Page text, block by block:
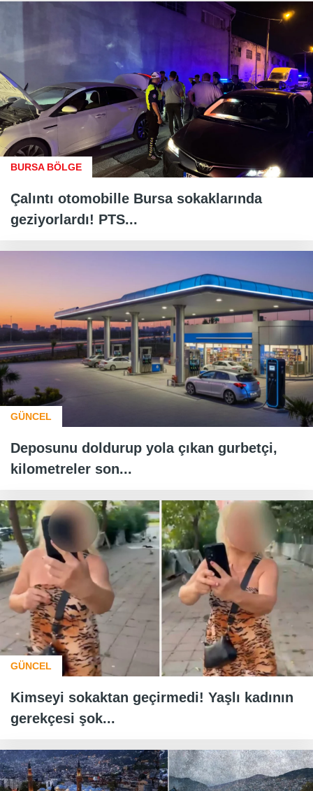
BURSA BÖLGE
Çalıntı otomobille Bursa sokaklarında
geziyorlardı! PTS...
GÜNCEL
Deposunu doldurup yola çıkan gurbetçi,
kilometreler son...
GÜNCEL
Kimseyi sokaktan geçirmedi! Yaşlı kadının
gerekçesi şok...